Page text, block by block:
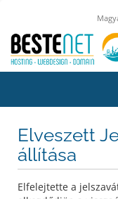
Elveszett
állítása
Elfelejtette a